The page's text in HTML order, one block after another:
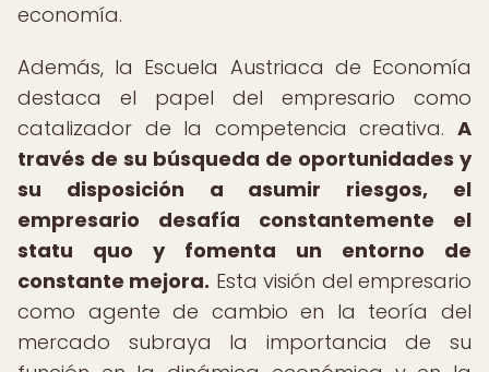
economía.
Además, la Escuela Austriaca de Economía
destaca el papel del empresario como
catalizador de la competencia creativa. A
través de su búsqueda de oportunidades y
su disposición a asumir riesgos, el
empresario desafía constantemente el
statu quo y fomenta un entorno de
constante mejora. Esta visión del empresario
como agente de cambio en la teoría del
mercado subraya la importancia de su